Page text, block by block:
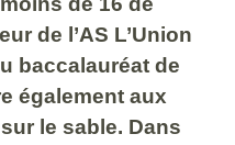
de l’AS L’Union
baccalauréat de
également aux
le sable. Dans